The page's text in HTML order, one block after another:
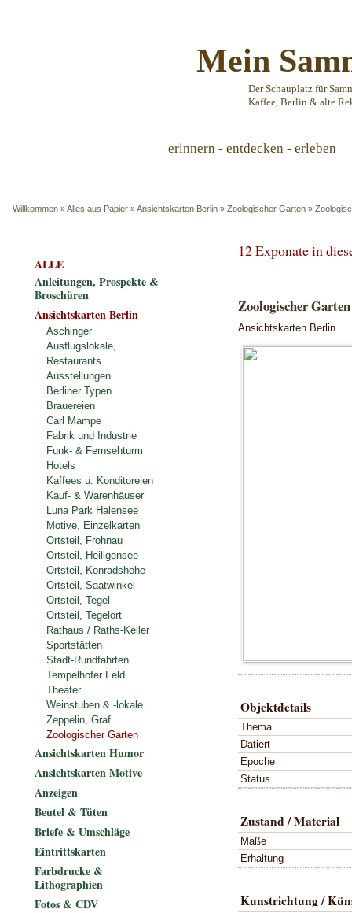
Mein
Der Schauplatz für
Kaffee, Berlin & alte
erinnern - entdecken - erleben
Willkommen »Alles aus Papier »Ansichtskarten Berlin » Zoologischer Garten »
12 Exponate in
Zoologischer
Ansichtskarten Berlin
Objektdetails
Thema
Datiert
Epoche
Status
Zustand / Material
Maße
Erhaltung
Kunstrichtung /
ALLE
Anleitungen, Prospekte &
Broschüren
Ansichtskarten Berlin
Aschinger
Ausflugslokale,
Restaurants
Ausstellungen
Berliner Typen
Brauereien
Carl Mampe
Fabrik und Industrie
Funk- & Fernsehturm
Hotels
Kaffees u. Konditoreien
Kauf- & Warenhäuser
Luna Park Halensee
Motive, Einzelkarten
Ortsteil, Frohnau
Ortsteil, Heiligensee
Ortsteil, Konradshöhe
Ortsteil, Saatwinkel
Ortsteil, Tegel
Ortsteil, Tegelort
Rathaus / Raths-Keller
Sportstätten
Stadt-Rundfahrten
Tempelhofer Feld
Theater
Weinstuben & -lokale
Zeppelin, Graf
Zoologischer Garten
Ansichtskarten Humor
Ansichtskarten Motive
Anzeigen
Beutel & Tüten
Briefe & Umschläge
Eintrittskarten
Farbdrucke &
Lithographien
Fotos & CDV